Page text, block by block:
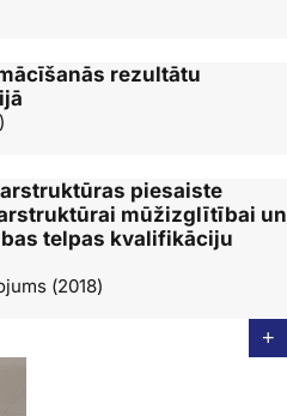
rezultātu
piesaiste
mūžizglītībai un
telpas kvalifikāciju
(2018)
+